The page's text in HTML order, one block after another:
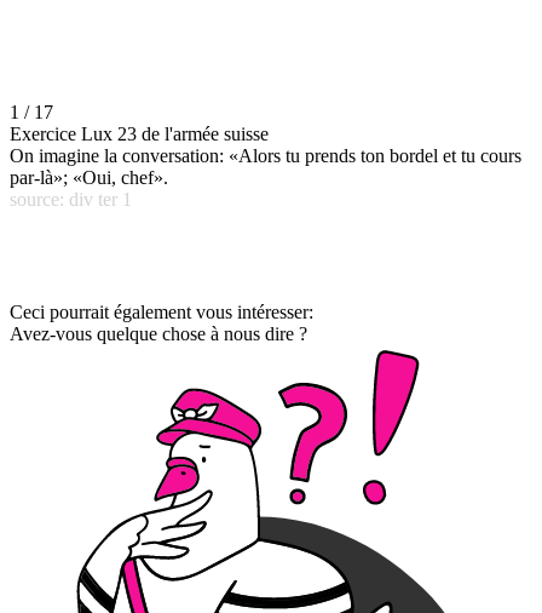
1 / 17
Exercice Lux 23 de l'armée suisse
On imagine la conversation: «Alors tu prends ton bordel et tu cours
par-là»; «Oui, chef».
source: div ter 1
Ceci pourrait également vous intéresser:
Avez-vous quelque chose à nous dire ?